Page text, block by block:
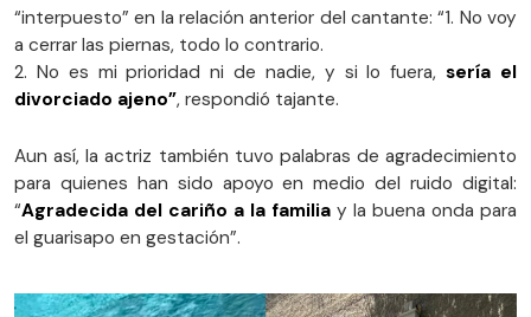
“interpuesto” en la relación anterior del cantante: “1. No voy
a cerrar las piernas, todo lo contrario.
2. No es mi prioridad ni de nadie, y si lo fuera, sería el
divorciado ajeno”, respondió tajante.
Aun así, la actriz también tuvo palabras de agradecimiento
para quienes han sido apoyo en medio del ruido digital:
“Agradecida del cariño a la familia y la buena onda para
el guarisapo en gestación”.